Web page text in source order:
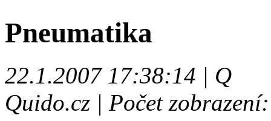
Pneumatika
22.1.2007 17:38:14 | Q
Quido.cz | Počet